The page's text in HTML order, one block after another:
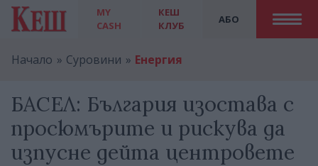
MY
CASH
АБО
КЕШ
КЛУБ
Начало Суровини Енергия
БАСЕЛ: България изостава с
просюмърите и рискува да
изпусне дейта центровете